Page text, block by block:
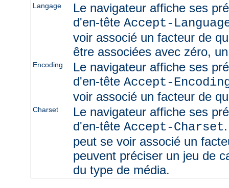
Langage
Le navigateur affiche ses
d'en-tête Accept-
voir associé un facteur de
être associées avec zéro,
Encoding
Le navigateur affiche ses
d'en-tête Accept-
voir associé un facteur de
Charset
Le navigateur affiche ses
d'en-tête Accept-Charset
peut se voir associé un
peuvent préciser un jeu de
du type de média.